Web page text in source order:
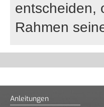
entscheiden,
Rahmen
Anleitungen